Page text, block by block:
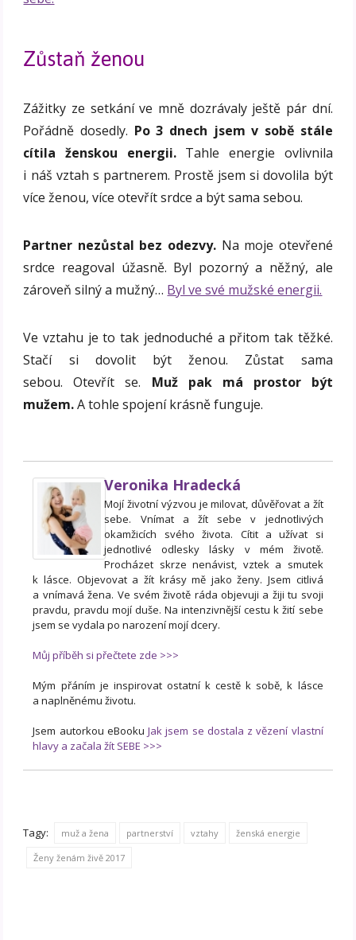
Zůstaň ženou
Zážitky ze setkání ve mně dozrávaly ještě pár dní.
Pořádně dosedly. Po 3 dnech jsem v sobě stále
cítila ženskou energii.Tahle energie ovlivnila
i náš vztah s partnerem. Prostě jsem si dovolila být
více ženou, více otevřít srdce a být sama sebou.
Partner nezůstal bez odezvy. Na moje otevřené
srdce reagoval úžasně. Byl pozorný a něžný, ale
zároveň silný a mužný… Byl ve své mužské energii.
Ve vztahu je to tak jednoduché a přitom tak těžké.
Stačí si dovolit být ženou. Zůstat sama
sebou. Otevřít se. Muž pak má prostor být
mužem.A tohle spojení krásně funguje.
Veronika Hradecká
Mojí životní výzvou je milovat, důvěřovat a žít
sebe. Vnímat a žít sebe v jednotlivých
okamžicích svého života. Cítit a užívat si
jednotlivé odlesky lásky v mém životě.
Procházet skrze nenávist, vztek a smutek
k lásce. Objevovat a žít krásy mě jako ženy. Jsem citlivá
a vnímavá žena. Ve svém životě ráda objevuji a žiji tu svoji
pravdu, pravdu mojí duše. Na intenzivnější cestu k žití sebe
jsem se vydala po narození mojí dcery.
Můj příběh si přečtete zde >>>
Mým přáním je inspirovat ostatní k cestě k sobě, k lásce
a naplněnému životu.
Jsem autorkou eBookuJak jsem se dostala z vězení vlastní
hlavy a začala žít SEBE >>>
Tagy: muž a žena partnerství vztahy ženská energie
Ženy ženám živě 2017